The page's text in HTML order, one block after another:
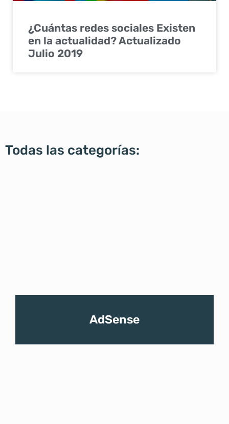
¿Cuántas redes sociales Existen
en la actualidad? Actualizado
Julio 2019
Todas las categorías:
AdSense